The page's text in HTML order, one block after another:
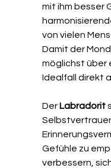
mit ihm besser
von vielen
Damit der
möglichst über
Idealfall direkt
Der Labradorit
Gefühle zu
verbessern,